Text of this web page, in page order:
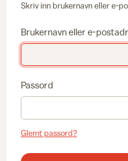
Skriv inn brukernavn eller e-
Brukernavn eller e-
Passord
Glemt passord?